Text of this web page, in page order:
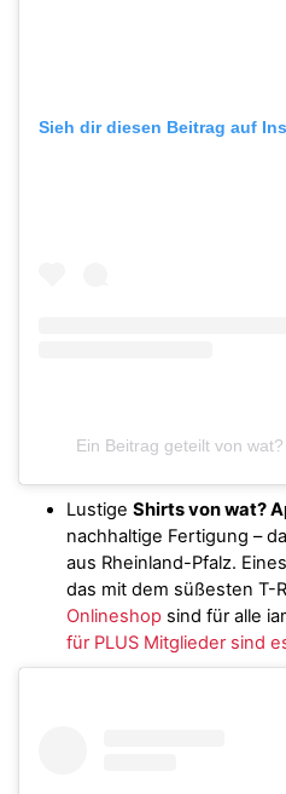
Sieh dir diesen Beitrag auf
Ein Beitrag geteilt von
Lustige Shirts von wat?
nachhaltige Fertigung –
aus Rheinland-Pfalz.
das mit dem süßesten T-
Onlineshop sind für alle
für PLUS Mitglieder sind